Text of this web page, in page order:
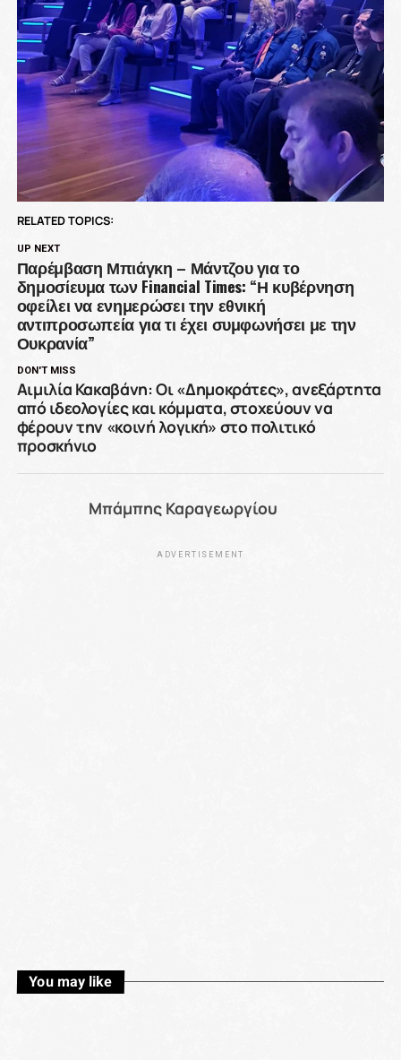
RELATED TOPICS:
UP NEXT
Παρέμβαση Μπιάγκη – Μάντζου για το
δημοσίευμα των Financial Times: “Η κυβέρνηση
οφείλει να ενημερώσει την εθνική
αντιπροσωπεία για τι έχει συμφωνήσει με την
Ουκρανία”
DON'T MISS
Αιμιλία Κακαβάνη: Οι «Δημοκράτες», ανεξάρτητα
από ιδεολογίες και κόμματα, στοχεύουν να
φέρουν την «κοινή λογική» στο πολιτικό
προσκήνιο
Μπάμπης Καραγεωργίου
ADVERTISEMENT
You may like